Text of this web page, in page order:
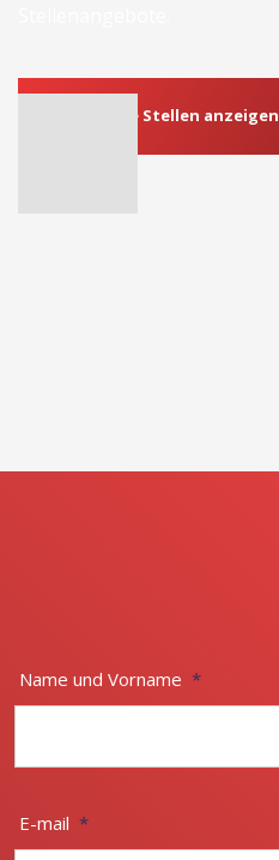
Verfügbare Stellen anzeigen
Name und Vorname *
E-mail *